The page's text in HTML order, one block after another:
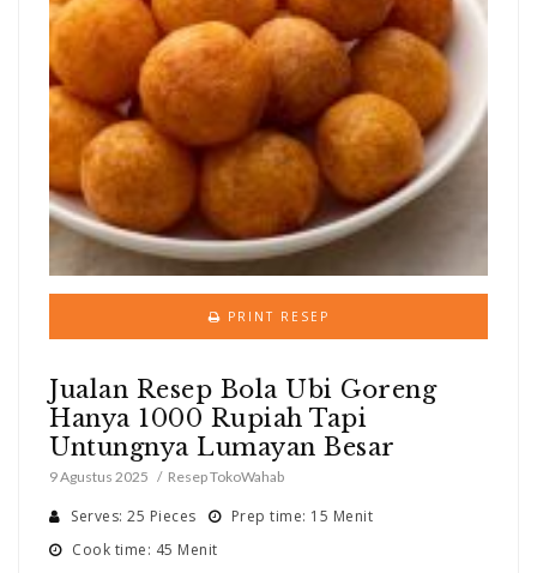
PRINT RESEP
Jualan Resep Bola Ubi Goreng
Hanya 1000 Rupiah Tapi
Untungnya Lumayan Besar
9 Agustus 2025 Resep TokoWahab
Serves: 25 Pieces
Prep time: 15 Menit
Cook time: 45 Menit